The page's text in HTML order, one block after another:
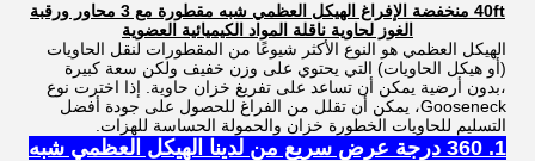
40ft منخفضة الإفراغ الهيكل العظمي شبه مقطورة مع 3 محاور ورقبة
الغوز لحاوية ناقلة المواد الكيميائية العضوية
الهيكل العظمي هو النوع الأكثر شيوعًا من المقطورات لنقل الحاويات
(أو هيكل الحاويات) التي يحتوي على وزن خفيف ولكن سعة كبيرة
،بدون أرضية يمكن أن تساعد على تفريغ خزان حاوية. إذا اخترت نوع
Gooseneck، يمكن أن تقلل من الفراغ للحصول على جودة أفضل
التسليم للحاويات الخطورة خزان والحمولة الحساسة للهزات.
1. 360 درجة عرض سريع من لدينا الهيكل العظمي شبه